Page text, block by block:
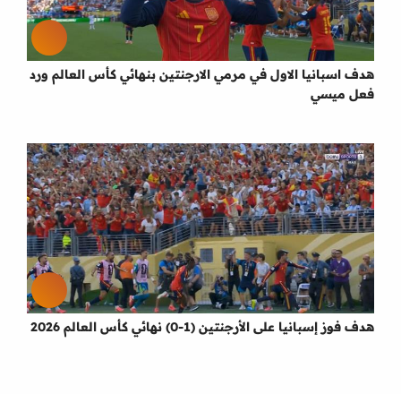
هدف اسبانيا الاول في مرمي الارجنتين بنهائي كأس العالم ورد
فعل ميسي
هدف فوز إسبانيا على الأرجنتين (1-0) نهائي كأس العالم 2026